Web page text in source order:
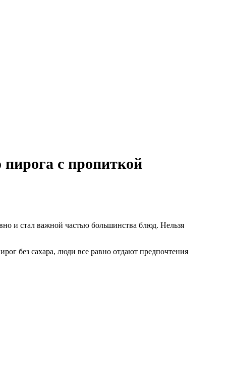
пирога с пропиткой
и стал важной частью большинства блюд. Нельзя
без сахара, люди все равно отдают предпочтения